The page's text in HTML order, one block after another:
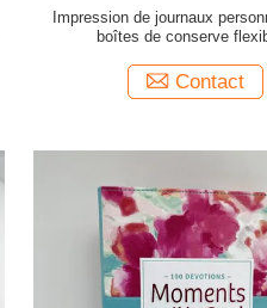
Impression de journaux
boîtes de conserve
Contact